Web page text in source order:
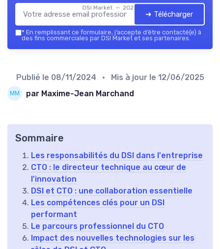
DSI Market — 2026
➔ Télécharger
* En remplissant ce formulaire, j’accepte d’être contacté(e) à
des fins commerciales par DSI Market et ses partenaires.
Publié le 08/11/2024 • Mis à jour le 12/06/2025
par Maxime-Jean Marchand
Sommaire
Les responsabilités du DSI dans l'entreprise
CTO : le directeur technique au cœur de
l'innovation
DSI et CTO : une collaboration essentielle
Les compétences clés pour un DSI
performant
Le parcours professionnel du CTO
Impact des nouvelles technologies sur les